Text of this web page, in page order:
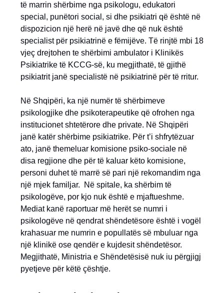
të marrin shërbime nga psikologu, edukatori
special, punëtori social, si dhe psikiatri që është në
dispozicion një herë në javë dhe që nuk është
specialist për psikiatrinë e fëmijëve. Të rinjtë mbi 18
vjeç drejtohen te shërbimi ambulator i Klinikës
Psikiatrike të KCCG-së, ku megjithatë, të gjithë
psikiatrit janë specialistë në psikiatrinë për të rritur.
Në Shqipëri, ka një numër të shërbimeve
psikologjike dhe psikoterapeutike që ofrohen nga
institucionet shtetërore dhe private. Në Shqipëri
janë katër shërbime psikiatrike. Për t’i shfrytëzuar
ato, janë themeluar komisione psiko-sociale në
disa regjione dhe për të kaluar këto komisione,
personi duhet të marrë së pari një rekomandim nga
një mjek familjar. Në spitale, ka shërbim të
psikologëve, por kjo nuk është e mjaftueshme.
Mediat kanë raportuar më herët se numri i
psikologëve në qendrat shëndetësore është i vogël
krahasuar me numrin e popullatës së mbuluar nga
një klinikë ose qendër e kujdesit shëndetësor.
Megjithatë, Ministria e Shëndetësisë nuk iu përgjigj
pyetjeve për këtë çështje.